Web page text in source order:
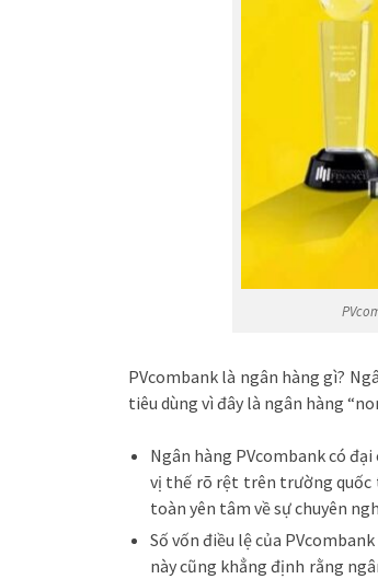
PVcombank là ngân hàng gì?
tiêu dùng vì đây là ngân hàng
Ngân hàng PVcombank có
vị thế rõ rệt trên trường quốc
toàn yên tâm về sự chuyên
Số vốn điều lệ của
này cũng khẳng định rằng